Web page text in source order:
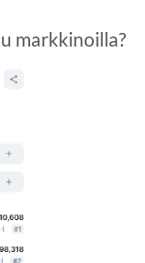
markkinoilla?